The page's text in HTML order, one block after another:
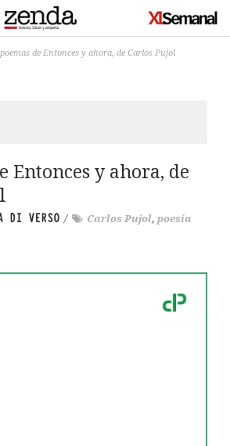
de Entonces y ahora, de Carlos Pujol
Entonces y ahora, de
DI VERSO / Carlos Pujol, poesía